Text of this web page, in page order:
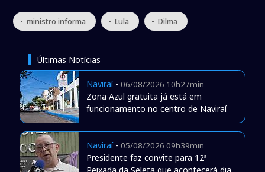
• ministro informa • Lula • Dilma
Últimas Notícias
Naviraí- 06/08/2026 10h27min
Zona Azul gratuita já está em
funcionamento no centro de Naviraí
Naviraí- 05/08/2026 09h39min
Presidente faz convite para 12ª